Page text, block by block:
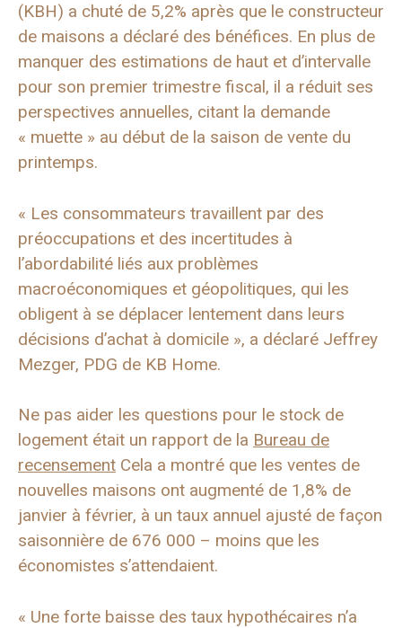
(KBH) a chuté de 5,2% après que le constructeur
de maisons a déclaré des bénéfices. En plus de
manquer des estimations de haut et d’intervalle
pour son premier trimestre fiscal, il a réduit ses
perspectives annuelles, citant la demande
« muette » au début de la saison de vente du
printemps.
« Les consommateurs travaillent par des
préoccupations et des incertitudes à
l’abordabilité liés aux problèmes
macroéconomiques et géopolitiques, qui les
obligent à se déplacer lentement dans leurs
décisions d’achat à domicile », a déclaré Jeffrey
Mezger, PDG de KB Home.
Ne pas aider les questions pour le stock de
logement était un rapport de la Bureau de
recensement Cela a montré que les ventes de
nouvelles maisons ont augmenté de 1,8% de
janvier à février, à un taux annuel ajusté de façon
saisonnière de 676 000 – moins que les
économistes s’attendaient.
« Une forte baisse des taux hypothécaires n’a